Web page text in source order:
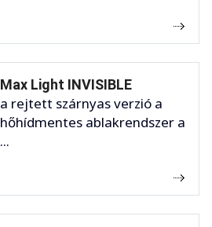
Max Light INVISIBLE
a rejtett szárnyas verzió a
hőhídmentes ablakrendszer a
...